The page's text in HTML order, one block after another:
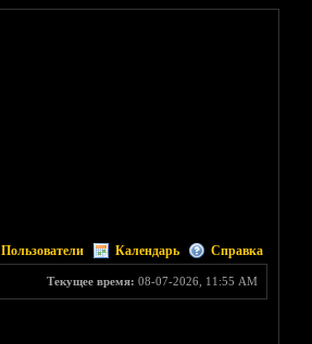
Пользователи Календарь Справка
Текущее время: 08-07-2026, 11:55 AM